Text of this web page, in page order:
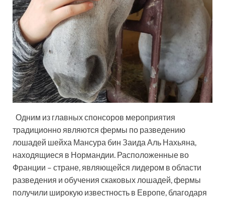
Одним из главных спонсоров мероприятия
традиционно являются фермы по разведению
лошадей шейха Мансура бин Заида Аль Нахьяна,
находящиеся в Нормандии. Расположенные во
Франции – стране, являющейся лидером в области
разведения и обучения скаковых лошадей, фермы
получили широкую известность в Европе, благодаря